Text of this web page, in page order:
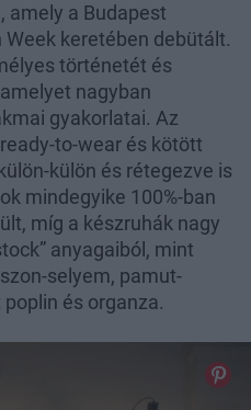
amely a Budapest
Week keretében debütált.
történetét és
nagyban
gyakorlatai. Az
to-wear és kötött
külön és rétegezve is
mindegyike 100%-ban
míg a készruhák nagy
anyagaiból, mint
selyem, pamut-
és organza.